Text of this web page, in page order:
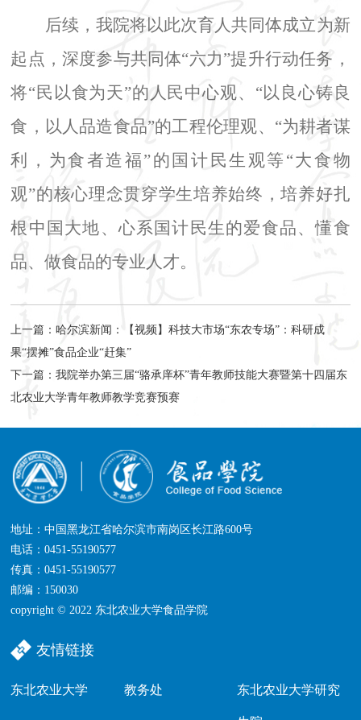
后续，我院将以此次育人共同体成立为新
起点，深度参与共同体“六力”提升行动任务，
将“民以食为天”的人民中心观、“以良心铸良
食，以人品造食品”的工程伦理观、“为耕者谋
利，为食者造福”的国计民生观等“大食物
观”的核心理念贯穿学生培养始终，培养好扎
根中国大地、心系国计民生的爱食品、懂食
品、做食品的专业人才。
上一篇：哈尔滨新闻：【视频】科技大市场“东农专场”：科研成
果“摆摊”食品企业“赶集”
下一篇：我院举办第三届“骆承庠杯”青年教师技能大赛暨第十四届东
北农业大学青年教师教学竞赛预赛
地址：中国黑龙江省哈尔滨市南岗区长江路600号
电话：0451-55190577
传真：0451-55190577
邮编：150030
copyright © 2022 东北农业大学食品学院
友情链接
东北农业大学 教务处 东北农业大学研究